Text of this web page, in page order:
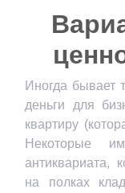
Иногда бывает
деньги для
квартиру
Некоторые
антиквариата,
на полках